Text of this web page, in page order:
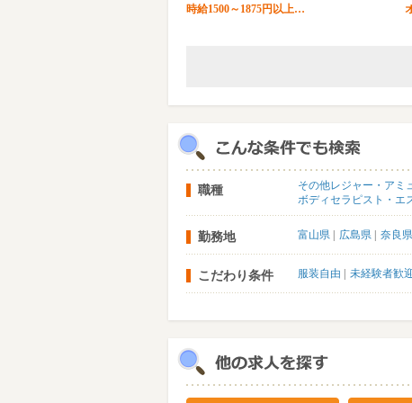
時給1500～1875円以上…
職種 その他レジャー・アミ
ボディセラピスト・エ
勤務地 富山県 広島県 奈良県
こだわり条件 服装自由 未経験者歓